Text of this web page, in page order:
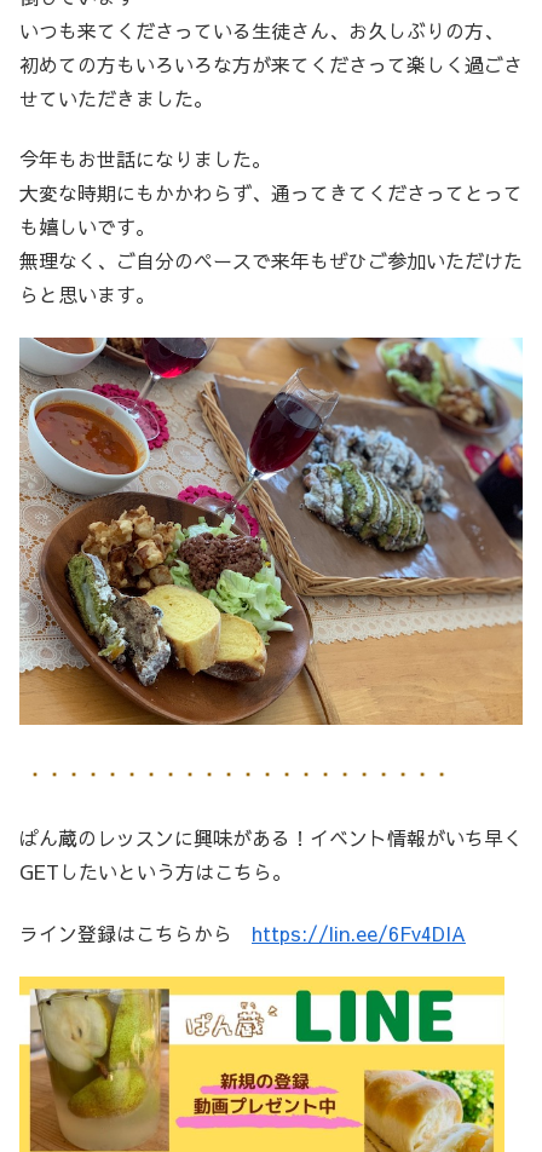
いつも来てくださっている生徒さん、お久しぶりの方、
初めての方もいろいろな方が来てくださって楽しく過ごさ
せていただきました。
今年もお世話になりました。
大変な時期にもかかわらず、通ってきてくださってとって
も嬉しいです。
無理なく、ご自分のペースで来年もぜひご参加いただけた
らと思います。
ぱん蔵のレッスンに興味がある！イベント情報がいち早く
GETしたいという方はこちら。
ライン登録はこちらから https://lin.ee/6Fv4DIA